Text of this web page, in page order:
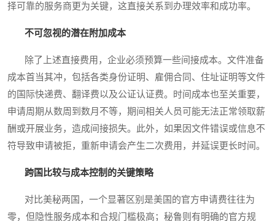
择可靠的服务商更为关键，这直接关系到办理效率和成功率。
不可忽视的潜在附加成本
除了上述直接费用，企业必须预算一些间接成本。文件准备
成本首当其冲，包括各类身份证明、雇佣合同、住址证明等文件
的国际快递费、翻译费以及公证认证费。时间成本也至关重要，
申请周期从数周到数月不等，期间相关人员可能无法正常领取薪
酬或开展业务，造成间接损失。此外，如果因文件错误或信息不
符导致申请被拒，重新申请会产生二次费用，并延误更长时间。
跨国比较与成本控制的关键策略
对比美秘两国，一个显著区别是美国的官方申请费往往为
零，但隐性服务成本和合规门槛极高；秘鲁则有明确的官方规